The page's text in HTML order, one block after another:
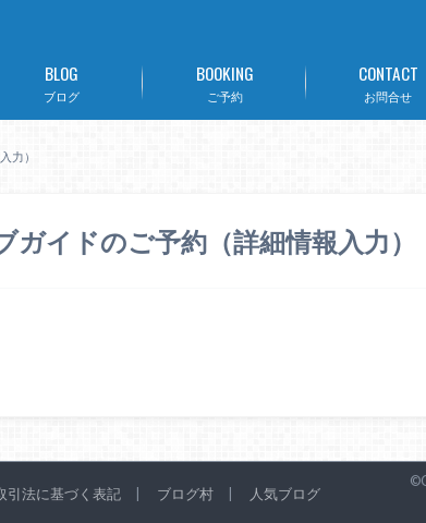
ブログ
BLOG
ご予約
BOOKING
お問合せ
CONTACT
力）
イドのご予約（詳細情報入力）
引法に基づく表記 ブログ村
人気ブログ